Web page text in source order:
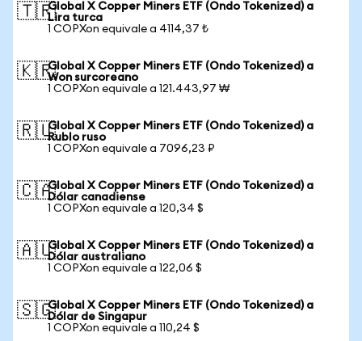
🇹🇷Global X Copper Miners ETF (Ondo Tokenized) a
Lira turca
1 COPXon equivale a 4114,37 ₺
🇰🇷Global X Copper Miners ETF (Ondo Tokenized) a
Won surcoreano
1 COPXon equivale a 121.443,97 ₩
🇷🇺Global X Copper Miners ETF (Ondo Tokenized) a
Rublo ruso
1 COPXon equivale a 7096,23 ₽
🇨🇦Global X Copper Miners ETF (Ondo Tokenized) a
Dólar canadiense
1 COPXon equivale a 120,34 $
🇦🇺Global X Copper Miners ETF (Ondo Tokenized) a
Dólar australiano
1 COPXon equivale a 122,06 $
🇸🇬Global X Copper Miners ETF (Ondo Tokenized) a
Dólar de Singapur
1 COPXon equivale a 110,24 $